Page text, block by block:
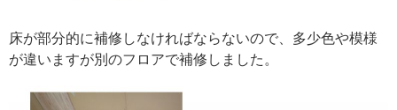
床が部分的に補修しなければならないので、多少色や模様
が違いますが別のフロアで補修しました。